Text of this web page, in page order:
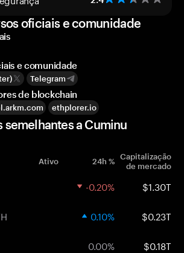
oficiais e comunidade
e comunidade
Telegram
de blockchain
ethplorer.io
semelhantes a Cuminu
Ativo 24h % Capitalização
de mercado
-0.20% $1.30T
0.10% $0.23T
0.00% $0.18T